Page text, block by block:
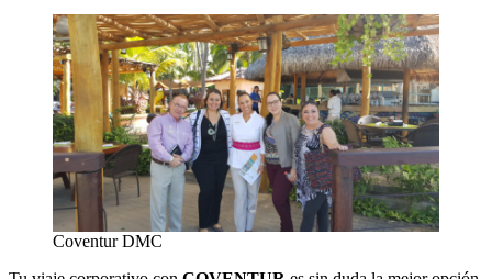
Coventur DMC